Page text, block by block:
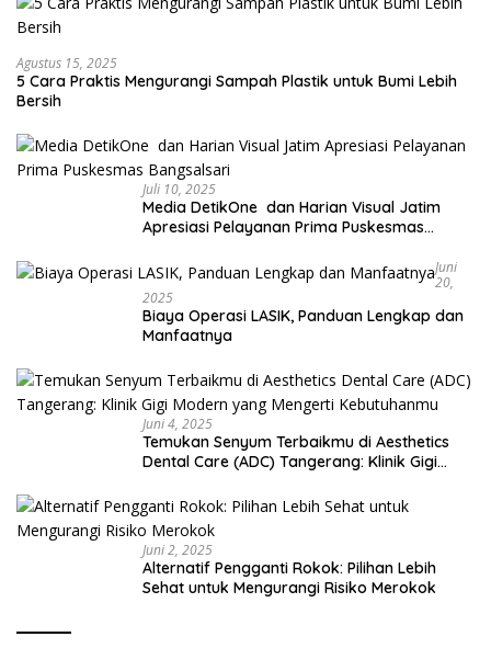
Agustus 15, 2025
5 Cara Praktis Mengurangi Sampah Plastik untuk Bumi Lebih
Bersih
Juli 10, 2025
Media DetikOne dan Harian Visual Jatim
Apresiasi Pelayanan Prima Puskesmas
Juni
20,
2025
Biaya Operasi LASIK, Panduan Lengkap dan
Manfaatnya
Juni 4, 2025
Temukan Senyum Terbaikmu di Aesthetics
Dental Care (ADC) Tangerang: Klinik Gigi
Juni 2, 2025
Alternatif Pengganti Rokok: Pilihan Lebih
Sehat untuk Mengurangi Risiko Merokok